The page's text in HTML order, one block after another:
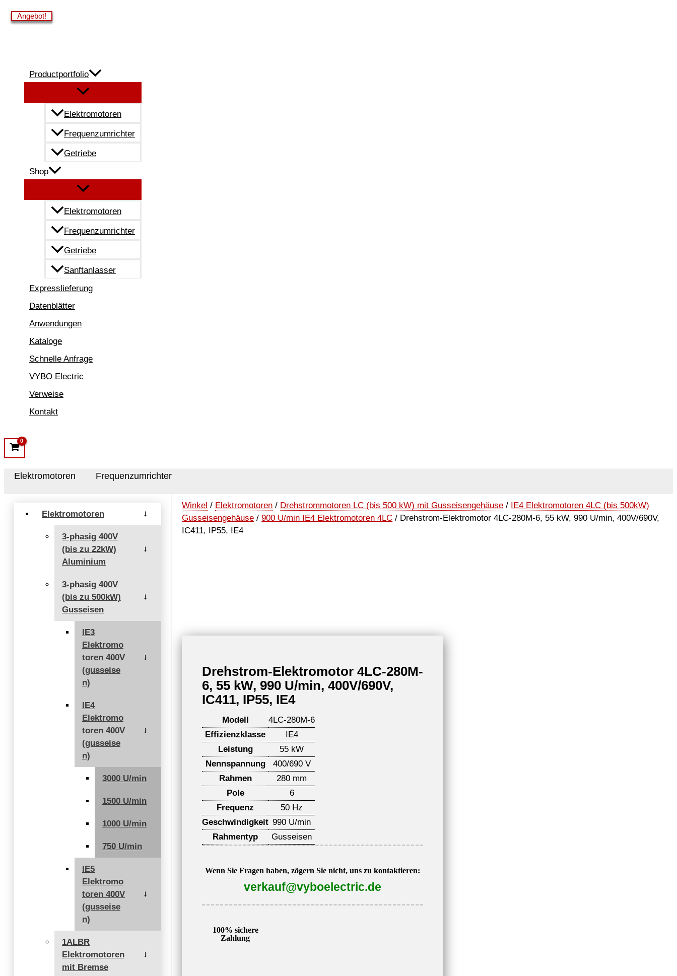
Zum
Inhalt
Productportfolio
Elektromotoren
Frequenzumrichter
Getriebe
Shop
Elektromotoren
Frequenzumrichter
Getriebe
Sanftanlasser
Expresslieferung
Datenblätter
Anwendungen
Kataloge
Schnelle Anfrage
VYBO Electric
Verweise
Kontakt
Elektromotoren Frequenzumrichter
Elektromotoren →
3-phasig 400V
(bis zu 22kW)
Aluminium
→
3-phasig 400V
(bis zu 500kW)
Gusseisen
→
IE3
Elektromo
toren 400V
(gusseise
n)
→
IE4
Elektromo
toren 400V
(gusseise
n)
→
3000 U/min
1500 U/min
1000 U/min
750 U/min
IE5
Elektromo
toren 400V
(gusseise
n)
→
1ALBR
Elektromotoren
mit Bremse
→
Winkel / Elektromotoren / Drehstrommotoren LC (bis 500 kW) mit Gusseisengehäuse / IE4 Elektromotoren 4LC (bis 500kW)
Gusseisengehäuse /900 U/min IE4 Elektromotoren 4LC / Drehstrom-Elektromotor 4LC-280M-6, 55 kW, 990 U/min, 400V/690V,
IC411, IP55, IE4
Drehstrom-Elektromotor 4LC-280M-
6, 55 kW, 990 U/min, 400V/690V,
IC411, IP55, IE4
Modell
4LC-280M-6
Effizienzklasse
IE4
Leistung
55 kW
Nennspannung
400/690 V
Rahmen
280 mm
Pole
6
Frequenz
50 Hz
Geschwindigkeit 990 U/min
Rahmentyp
Gusseisen
Wenn Sie Fragen haben, zögern Sie nicht, uns zu kontaktieren:
verkauf@vyboelectric.de
100% sichere
Zahlung
Angebot!
Angebot!
Angebot!
Angebot!